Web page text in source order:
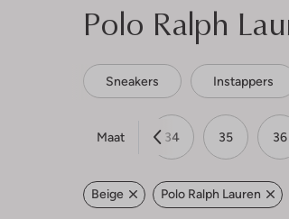
Polo Ralph
Sneakers Instappers
Maat
33 34 35 36
Beige Polo Ralph Lauren